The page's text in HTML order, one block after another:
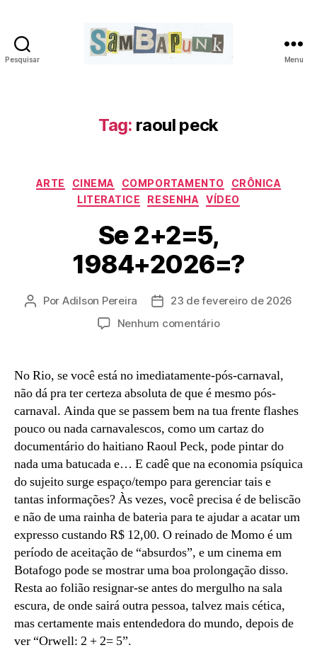
Pesquisar Menu
Tag: raoul peck
Categorias
ARTE CINEMA COMPORTAMENTO
CRÔNICA
LITERATICE
RESENHA VÍDEO
Se 2+2=5,
1984+2026=?
Autor
Por Adilson Pereira
Data23 de fevereiro de 2026
Nenhum comentárioem
1984+2026=?
No Rio, se você está no imediatamente-pós-carnaval,
não dá pra ter certeza absoluta de que é mesmo pós-
carnaval. Ainda que se passem bem na tua frente flashes
pouco ou nada carnavalescos, como um cartaz do
documentário do haitiano Raoul Peck, pode pintar do
nada uma batucada e… E cadê que na economia psíquica
do sujeito surge espaço/tempo para gerenciar tais e
tantas informações? Às vezes, você precisa é de beliscão
e não de uma rainha de bateria para te ajudar a acatar um
expresso custando R$ 12,00. O reinado de Momo é um
período de aceitação de “absurdos”, e um cinema em
Botafogo pode se mostrar uma boa prolongação disso.
Resta ao folião resignar-se antes do mergulho na sala
escura, de onde sairá outra pessoa, talvez mais cética,
mas certamente mais entendedora do mundo, depois de
ver “Orwell: 2 + 2= 5”.